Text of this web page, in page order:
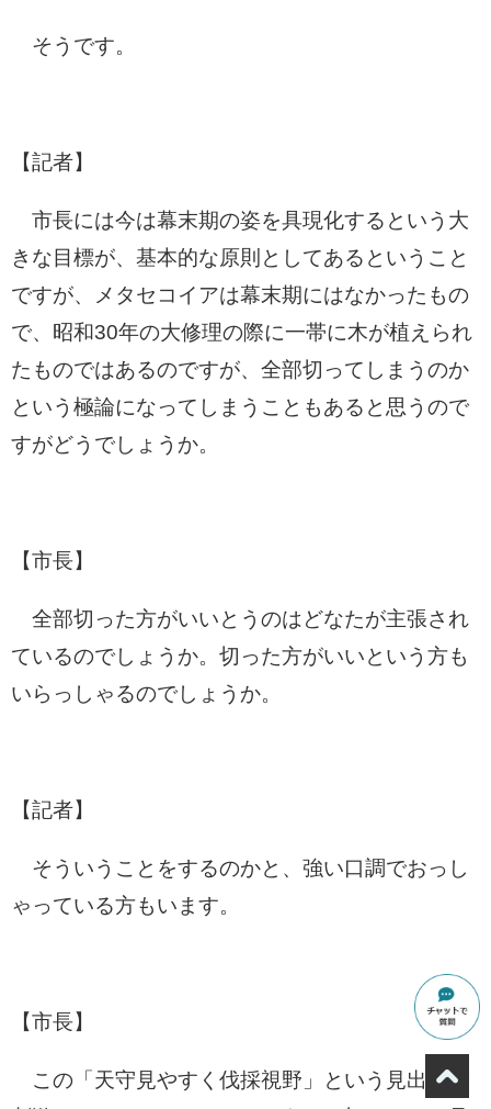
そうです。
【記者】
市長には今は幕末期の姿を具現化するという大
きな目標が、基本的な原則としてあるということ
ですが、メタセコイアは幕末期にはなかったもの
で、昭和30年の大修理の際に一帯に木が植えられ
たものではあるのですが、全部切ってしまうのか
という極論になってしまうこともあると思うので
すがどうでしょうか。
【市長】
全部切った方がいいとうのはどなたが主張され
ているのでしょうか。切った方がいいという方も
いらっしゃるのでしょうか。
【記者】
そういうことをするのかと、強い口調でおっし
ゃっている方もいます。
【市長】
この「天守見やすく伐採視野」という見出しが